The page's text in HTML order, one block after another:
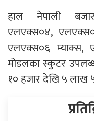
हाल नेपाली
एलएक्स०४,
एलएक्स०६
मोडलका स्कुटर
१० हजार देखि ५ लाख